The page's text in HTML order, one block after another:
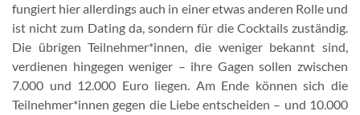
fungiert hier allerdings auch in einer etwas anderen Rolle und
ist nicht zum Dating da, sondern für die Cocktails zuständig.
Die übrigen Teilnehmer*innen, die weniger bekannt sind,
verdienen hingegen weniger – ihre Gagen sollen zwischen
7.000 und 12.000 Euro liegen. Am Ende können sich die
Teilnehmer*innen gegen die Liebe entscheiden – und 10.000